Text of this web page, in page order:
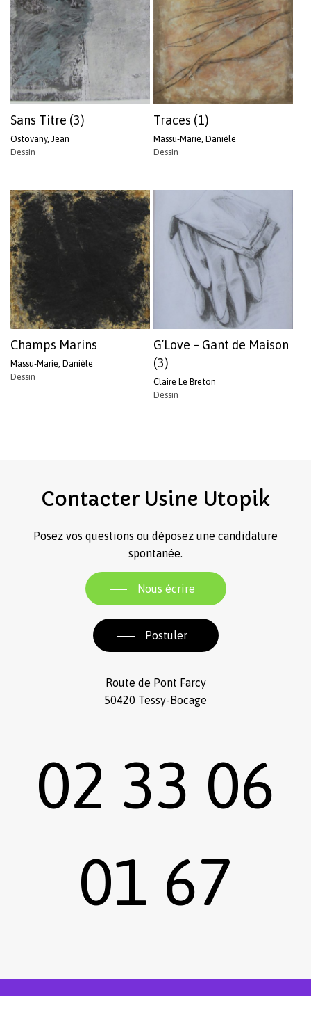
Sans Titre (3)
Ostovany, Jean
Dessin
Traces (1)
Massu-Marie, Danièle
Dessin
Champs Marins
Massu-Marie, Danièle
Dessin
G’Love – Gant de Maison
(3)
Claire Le Breton
Dessin
Contacter Usine Utopik
Posez vos questions ou déposez une candidature
spontanée.
Nous écrire
Postuler
Route de Pont Farcy
50420 Tessy-Bocage
02 33 06
01 67